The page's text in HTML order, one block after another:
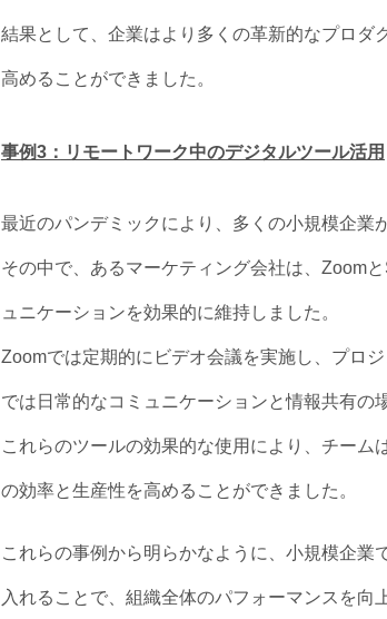
結果として、企業はより多くの革新的なプロダ
高めることができました。
事例3：リモートワーク中のデジタルツール活用
最近のパンデミックにより、多くの小規模企業
その中で、あるマーケティング会社は、Zoom
ュニケーションを効果的に維持しました。
Zoomでは定期的にビデオ会議を実施し、プロ
では日常的なコミュニケーションと情報共有の
これらのツールの効果的な使用により、チー
の効率と生産性を高めることができました。
これらの事例から明らかなように、小規模企業
入れることで、組織全体のパフォーマンスを向